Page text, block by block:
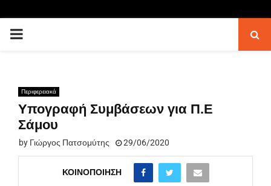
PRIMARY
Περιφερειακά
Υπογραφή Συμβάσεων για Π.Ε
Σάμου
by Γιώργος Πατσομύτης 29/06/2020
ΚΟΙΝΟΠΟΊΗΣΗ